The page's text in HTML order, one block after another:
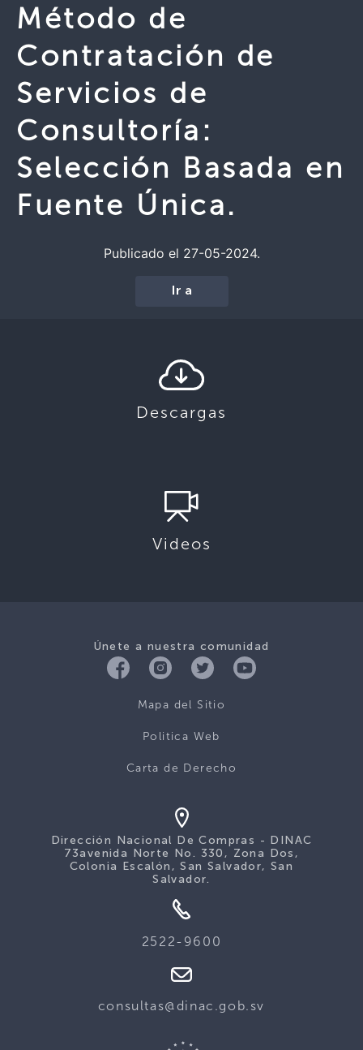
Método de
Contratación de
Servicios de
Consultoría:
Selección Basada en
Fuente Única.
Publicado el 27-05-2024.
Ir a
Descargas
Videos
Únete a nuestra comunidad
Mapa del Sitio
Politica Web
Carta de Derecho
Dirección Nacional De Compras - DINAC
73avenida Norte No. 330, Zona Dos,
Colonia Escalón, San Salvador, San
Salvador.
2522-9600
consultas@dinac.gob.sv